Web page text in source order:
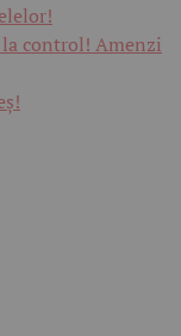
control! Amenzi